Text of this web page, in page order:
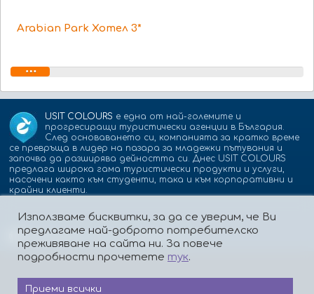
Arabian Park Хотел 3*
USIT COLOURS е една от най-големите и
прогресиращи туристически агенции в България.
След основаването си, компанията за кратко време
се превръща в лидер на пазара за младежки пътувания и
започва да разширява дейността си. Днес USIT COLOURS
предлага широка гама туристически продукти и услуги,
насочени както към студенти, така и към корпоративни и
крайни клиенти.
Партньори: isic.bg dskbank.bg
Използваме бисквитки, за да се уверим, че Ви
предлагаме най-доброто потребителско
преживяване на сайта ни. За повече
подробности прочетете тук.
Приеми всички